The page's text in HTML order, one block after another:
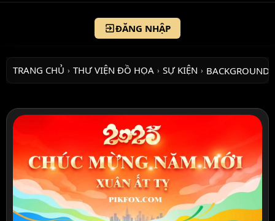
ĐĂNG NHẬP
TRANG CHỦ › THƯ VIỆN ĐỒ HỌA › SỰ KIỆN › BACKGROUND